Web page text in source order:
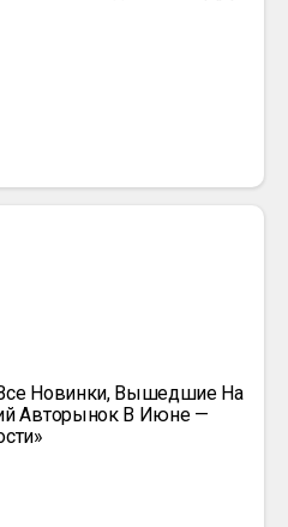
Новинки, Вышедшие На
Авторынок В Июне —